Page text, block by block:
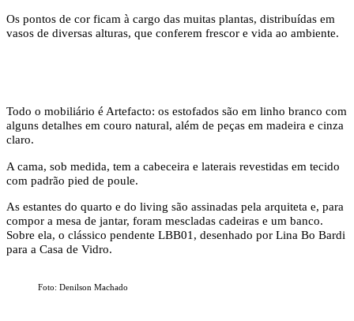
Os pontos de cor ficam à cargo das muitas plantas, distribuídas em
vasos de diversas alturas, que conferem frescor e vida ao ambiente.
Todo o mobiliário é Artefacto: os estofados são em linho branco com
alguns detalhes em couro natural, além de peças em madeira e cinza
claro.
A cama, sob medida, tem a cabeceira e laterais revestidas em tecido
com padrão pied de poule.
As estantes do quarto e do living são assinadas pela arquiteta e, para
compor a mesa de jantar, foram mescladas cadeiras e um banco.
Sobre ela, o clássico pendente LBB01, desenhado por Lina Bo Bardi
para a Casa de Vidro.
Foto: Denilson Machado